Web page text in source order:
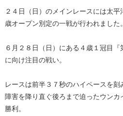
２４日（日）のメインレースには太
歳オープン別定の一戦が行われました。
６月２８日（日）にある４歳１冠目『
に向け注目の戦い。
レースは前半３７秒のハイペースを刻
障害を降り直ぐ後ろまで迫ったウンカ
勝利。